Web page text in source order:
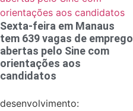
Sexta-feira em Manaus
tem 639 vagas de emprego
abertas pelo Sine com
orientações aos
candidatos
desenvolvimento: